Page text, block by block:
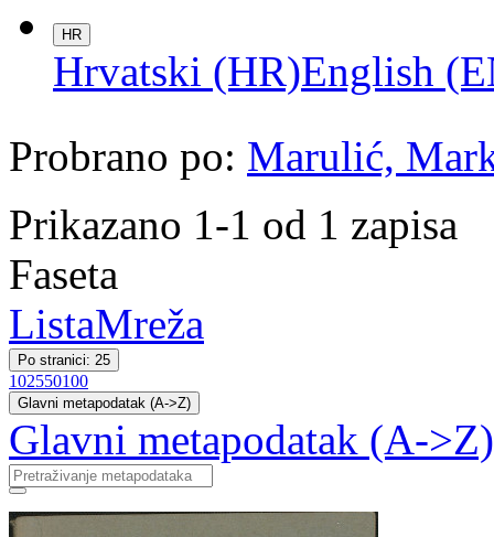
HR
Hrvatski (HR)English
Probrano po: Marulić,
Prikazano 1-1 od 1 zapisa
Faseta
ListaMreža
Po stranici: 25
102550100
Glavni metapodatak (A->Z)
Glavni metapodatak (A->Z)